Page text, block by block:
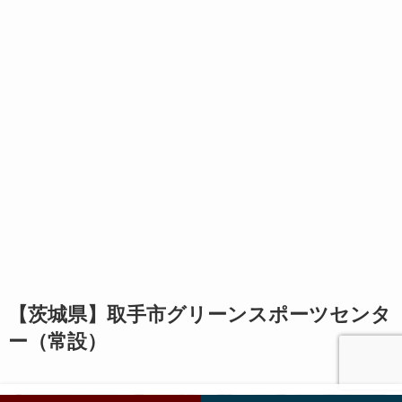
【茨城県】取手市グリーンスポーツセンタ
ー（常設）